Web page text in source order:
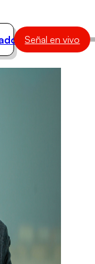
Señal en vivo